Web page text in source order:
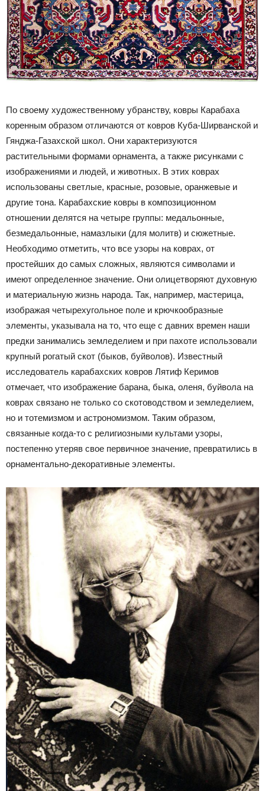
По своему художественному убранству, ковры Карабаха
коренным образом отличаются от ковров Куба-Ширванской и
Гянджа-Газахской школ. Они характеризуются
растительными формами орнамента, а также рисунками с
изображениями и людей, и животных. В этих коврах
использованы светлые, красные, розовые, оранжевые и
другие тона. Карабахские ковры в композиционном
отношении делятся на четыре группы: медальонные,
безмедальонные, намазлыки (для молитв) и сюжетные.
Необходимо отметить, что все узоры на коврах, от
простейших до самых сложных, являются символами и
имеют определенное значение. Они олицетворяют духовную
и материальную жизнь народа. Так, например, мастерица,
изображая четырехугольное поле и крючкообразные
элементы, указывала на то, что еще с давних времен наши
предки занимались земледелием и при пахоте использовали
крупный рогатый скот (быков, буйволов). Известный
исследователь карабахских ковров Лятиф Керимов
отмечает, что изображение барана, быка, оленя, буйвола на
коврах связано не только со скотоводством и земледелием,
но и тотемизмом и астрономизмом. Таким образом,
связанные когда-то с религиозными культами узоры,
постепенно утеряв свое первичное значение, превратились в
орнаментально-декоративные элементы.